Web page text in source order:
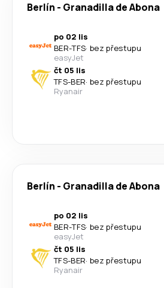
Berlín - Granadilla de Abona
po 02 lis
BER-TFS· bez přestupu
easyJet
čt 05 lis
TFS-BER· bez přestupu
Ryanair
Berlín - Granadilla de Abona
po 02 lis
BER-TFS· bez přestupu
easyJet
čt 05 lis
TFS-BER· bez přestupu
Ryanair